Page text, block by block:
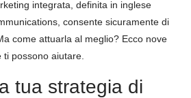
integrata, definita in inglese
consente sicuramente di
come attuarla al meglio? Ecco nove
possono aiutare.
tua strategia di